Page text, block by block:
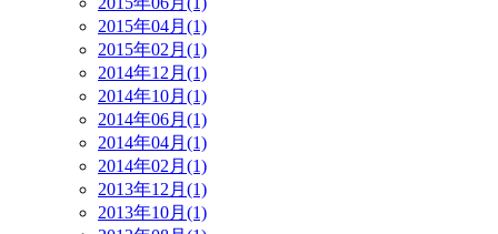
2015年04月(1)
2015年02月(1)
2014年12月(1)
2014年10月(1)
2014年06月(1)
2014年04月(1)
2014年02月(1)
2013年12月(1)
2013年10月(1)